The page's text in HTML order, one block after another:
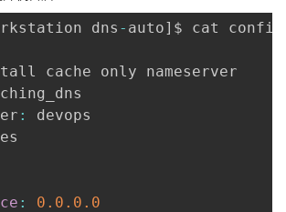
dns - auto] $ cat
cache only nameserver
:
devops
: 0.0 .0 .0